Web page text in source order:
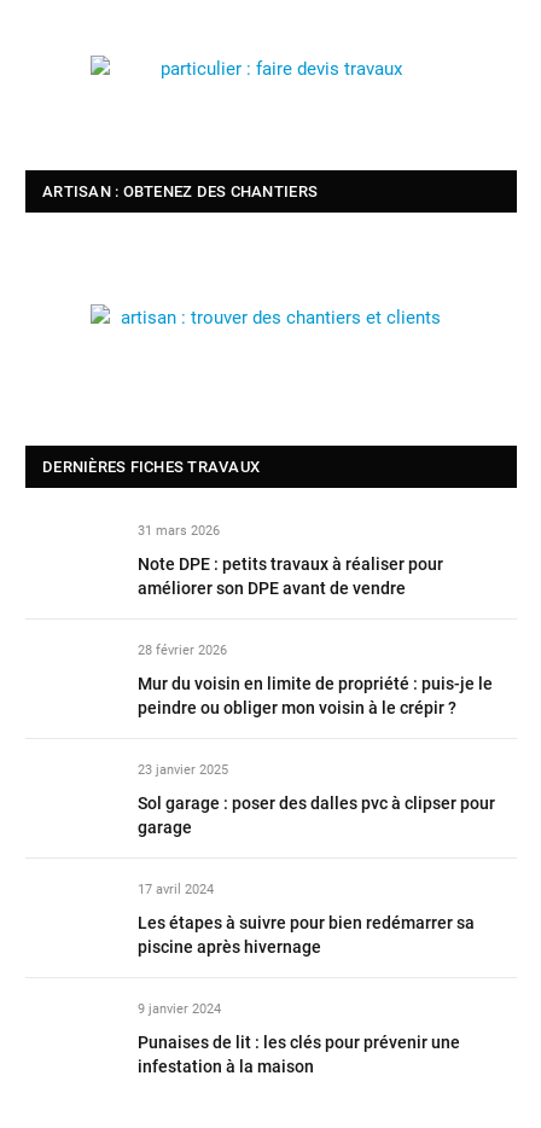
ARTISAN : OBTENEZ DES CHANTIERS
DERNIÈRES FICHES TRAVAUX
31 mars 2026
Note DPE : petits travaux à réaliser pour
améliorer son DPE avant de vendre
28 février 2026
Mur du voisin en limite de propriété : puis-je le
peindre ou obliger mon voisin à le crépir ?
23 janvier 2025
Sol garage : poser des dalles pvc à clipser pour
garage
17 avril 2024
Les étapes à suivre pour bien redémarrer sa
piscine après hivernage
9 janvier 2024
Punaises de lit : les clés pour prévenir une
infestation à la maison